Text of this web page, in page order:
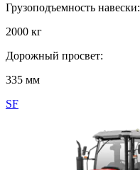
Грузоподъемность навески:
2000 кг
Дорожный просвет:
335 мм
SF